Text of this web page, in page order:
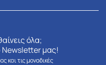
όλα;
μας!
και τις μοναδικές